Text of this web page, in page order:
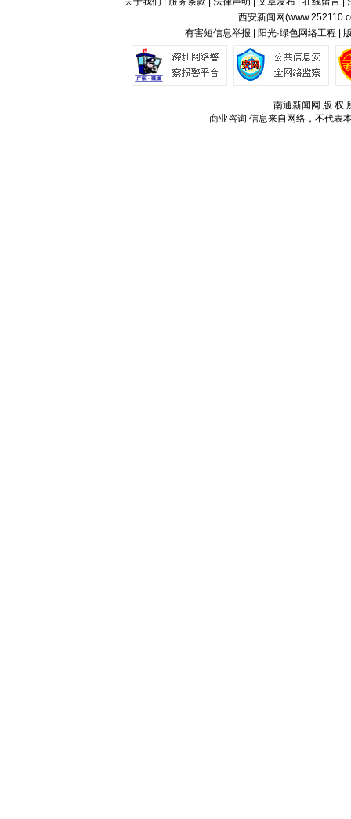
西安新闻网(
有害短信息举报 | 阳光·绿色网络工程 |
南通新闻网 版 权
商业咨询 信息来自网络，不代表